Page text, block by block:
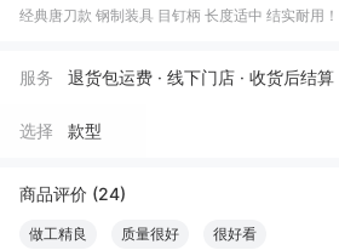
经典唐刀款 钢制装具 目钉柄 长度适中 结实耐用！
服务 退货包运费 · 线下门店 · 收货后结算
选择 款型
商品评价 (24)
做工精良 质量很好 很好看